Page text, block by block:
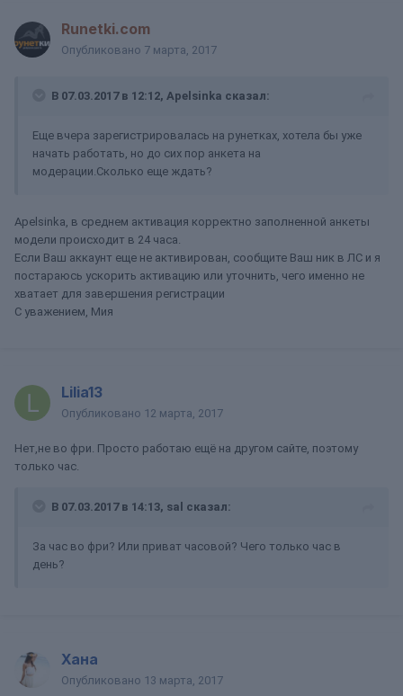
Runetki.com
Опубликовано 7 марта, 2017
В 07.03.2017 в 12:12, Apelsinka сказал:
Еще вчера зарегистрировалась на рунетках, хотела бы уже
начать работать, но до сих пор анкета на
модерации.Сколько еще ждать?
Apelsinka, в среднем активация корректно заполненной анкеты
модели происходит в 24 часа.
Если Ваш аккаунт еще не активирован, сообщите Ваш ник в ЛС и я
постараюсь ускорить активацию или уточнить, чего именно не
хватает для завершения регистрации
С уважением, Мия
Lilia13
Опубликовано 12 марта, 2017
Нет,не во фри. Просто работаю ещё на другом сайте, поэтому
только час.
В 07.03.2017 в 14:13, sal сказал:
За час во фри? Или приват часовой? Чего только час в
день?
Хана
Опубликовано 13 марта, 2017